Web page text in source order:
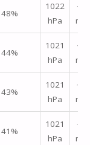
48%
1022
hPa
↑
m/s
44%
1021
hPa
↑
m/s
43%
1021
hPa
↑
m/s
41%
1021
hPa
↑
m/s